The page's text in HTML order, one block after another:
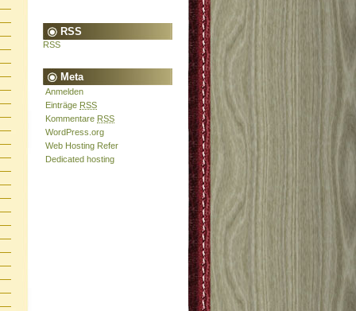
RSS
RSS
Meta
Anmelden
Einträge RSS
Kommentare RSS
WordPress.org
Web Hosting Refer
Dedicated hosting